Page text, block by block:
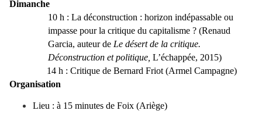
Dimanche
10 h : La déconstruction : horizon indépassable ou
impasse pour la critique du capitalisme ?(Renaud
Garcia, auteur de Le désert de la critique.
Déconstruction et politique,L’échappée, 2015)
14 h : Critique de Bernard Friot (Armel Campagne)
Organisation
Lieu : à 15 minutes de Foix (Ariège)